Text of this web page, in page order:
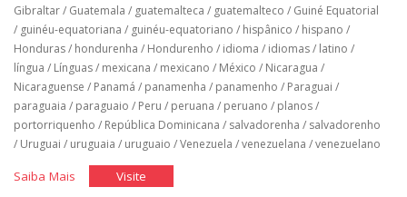
Gibraltar/ Guatemala / guatemalteca / guatemalteco / Guiné Equatorial
/ guinéu-equatoriana / guinéu-equatoriano / hispânico / hispano /
Honduras/ hondurenha / Hondurenho / idioma / idiomas/ latino /
língua / Línguas/ mexicana / mexicano / México / Nicaragua /
Nicaraguense / Panamá / panamenha / panamenho / Paraguai /
paraguaia / paraguaio / Peru / peruana / peruano / planos/
portorriquenho / República Dominicana / salvadorenha / salvadorenho
/ Uruguai / uruguaia / uruguaio /Venezuela /venezuelana /venezuelano
Saiba Mais"EspanholVisite"Espanhol